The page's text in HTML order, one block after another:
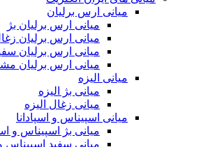
میانی ارس برلیان
میانی ارس برلیان بژ
میانی ارس برلیان
میانی ارس برلیان
میانی ارس برلیان
میانی الیزه
میانی بژ الیزه
میانی زغال الیزه
میانی اسپیناس و اسپادانا
میانی بژ اسپیناس و
میانی سفید اسپیناس و